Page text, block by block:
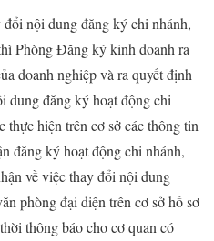
nội dung đăng ký chi nhánh,
Phòng Đăng ký kinh doanh ra
doanh nghiệp và ra quyết định
dung đăng ký hoạt động chi
thực hiện trên cơ sở các thông tin
đăng ký hoạt động chi nhánh,
về việc thay đổi nội dung
phòng đại diện trên cơ sở hồ sơ
thông báo cho cơ quan có